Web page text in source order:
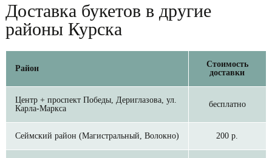
Доставка букетов в другие
районы Курска
Район
Стоимость
доставки
Центр + проспект Победы, Дериглазова, ул.
Карла-Маркса
бесплатно
Сеймский район (Магистральный, Волокно) 200 р.